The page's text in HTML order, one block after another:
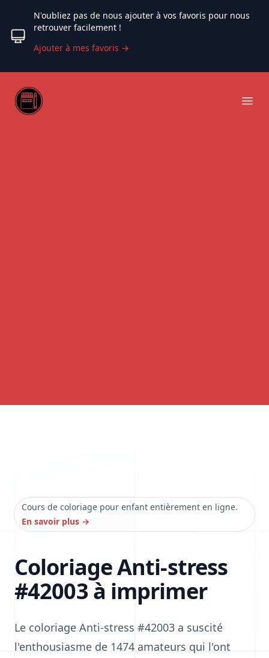
N'oubliez pas de nous ajouter à vos favoris pour nous
retrouver facilement !
Ajouter à mes favoris →
Web coloriage
Cours de coloriage pour enfant entièrement en ligne.
En savoir plus →
Coloriage Anti-stress
#42003 à imprimer
Le coloriage Anti-stress #42003 a suscité
l'enthousiasme de 1474 amateurs qui l'ont